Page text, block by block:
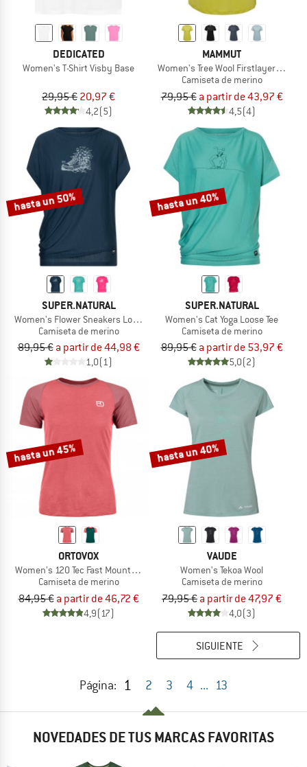
DEDICATED
Women's T-Shirt Visby Base
29,95 € 20,97 €
4,2(5)
MAMMUT
Women's Tree Wool Firstlayer T-Shirt
Camiseta de merino
79,95 € a partir de 43,97 €
4,5(4)
hasta un 50%
SUPER.NATURAL
Women's Flower Sneakers Loose Tee
Camiseta de merino
89,95 € a partir de 44,98 €
1,0(1)
hasta un 40%
SUPER.NATURAL
Women's Cat Yoga Loose Tee
Camiseta de merino
89,95 € a partir de 53,97 €
5,0(2)
hasta un 45%
ORTOVOX
Women's 120 Tec Fast Mountain T-Shirt
Camiseta de merino
84,95 € a partir de 46,72 €
4,9(17)
hasta un 40%
VAUDE
Women's Tekoa Wool
Camiseta de merino
79,95 € a partir de 47,97 €
4,0(3)
Página: 1 2 3 4 ... 13
SIGUIENTE
NOVEDADES DE TUS MARCAS FAVORITAS